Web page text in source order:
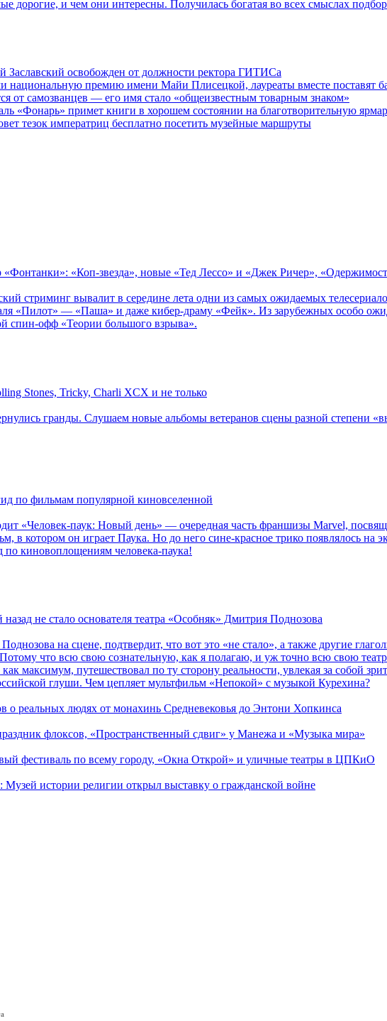
дорогие, и чем они интересны. Получилась богатая во всех смыслах
Заславский освобожден от должности ректора ГИТИСа
национальную премию имени Майи Плисецкой, лауреаты вместе поставят
от самозванцев — его имя стало «общеизвестным товарным знаком»
«Фонарь» примет книги в хорошем состоянии на благотворительную
тезок императриц бесплатно посетить музейные маршруты
«Фонтанки»: «Коп-звезда», новые «Тед Лессо» и «Джек Ричер»,
стриминг вывалит в середине лета одни из самых ожидаемых
«Пилот» — «Паша» и даже кибер-драму «Фейк». Из зарубежных особо
спин-офф «Теории большого взрыва».
Stones, Tricky, Charli XCX и не только
гранды. Слушаем новые альбомы ветеранов сцены разной степени
по фильмам популярной киновселенной
«Человек-паук: Новый день» — очередная часть франшизы Marvel,
в котором он играет Паука. Но до него сине-красное трико появлялось на
киновоплощениям человека-паука!
не стало основателя театра «Особняк» Дмитрия Поднозова
на сцене, подтвердит, что вот это «не стало», а также другие
что всю свою сознательную, как я полагаю, и уж точно всю свою
максимум, путешествовал по ту сторону реальности, увлекая за собой
глуши. Чем цепляет мультфильм «Непокой» с музыкой Курехина?
о реальных людях от монахинь Средневековья до Энтони Хопкинса
флоксов, «Пространственный сдвиг» у Манежа и «Музыка мира»
фестиваль по всему городу, «Окна Открой» и уличные театры в ЦПКиО
Музей истории религии открыл выставку о гражданской войне